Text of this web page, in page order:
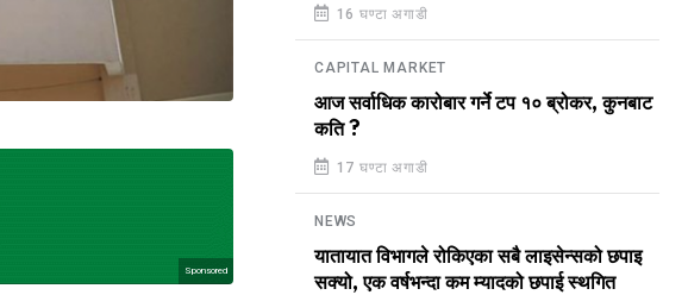
Sponsored
16 घण्टा अगाडी
CAPITAL MARKET
आज सर्वाधिक कारोबार गर्ने टप १० ब्रोकर, कुनबाट
कति ?
17 घण्टा अगाडी
NEWS
यातायात विभागले रोकिएका सबै लाइसेन्सको छपाइ
सक्यो, एक वर्षभन्दा कम म्यादको छपाई स्थगित